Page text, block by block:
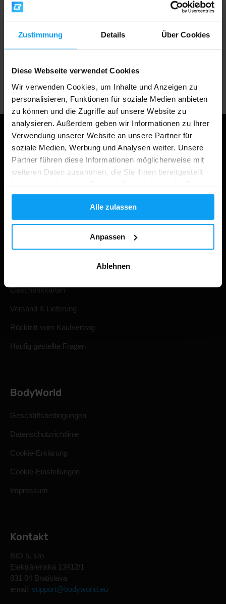
Zustimmung Details Über Cookies
Diese Webseite verwendet Cookies
Wir verwenden Cookies, um Inhalte und Anzeigen zu
personalisieren, Funktionen für soziale Medien anbieten
zu können und die Zugriffe auf unsere Website zu
analysieren. Außerdem geben wir Informationen zu Ihrer
Verwendung unserer Website an unsere Partner für
soziale Medien, Werbung und Analysen weiter. Unsere
Partner führen diese Informationen möglicherweise mit
weiteren Daten zusammen, die Sie ihnen bereitgestellt
haben oder die sie im Rahmen Ihrer Nutzung der Dienste
gesammelt haben.
Alle zulassen
Anpassen
Ablehnen
1.000.000+ Kunden
Einkaufen
Ihre Bestellung verfolgen
Geschenkkarten
Versand & Lieferung
Rücktritt vom Kaufvertrag
Häufig gestellte Fragen
BodyWorld
Geschäftsbedingungen
Datenschutzrichtlinie
Cookie-Erklärung
Cookie-Einstellungen
Impressum
Kontakt
BIO 5, sro
Elektrárenská 13412/1
831 04 Bratislava
email: support@bodyworld.eu